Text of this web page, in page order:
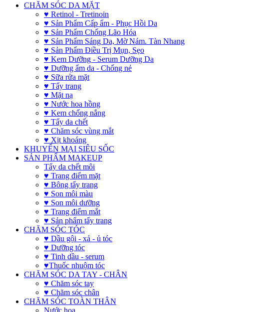
CHĂM SÓC DA MẶT
♥ Retinol - Tretinoin
♥ Sản Phẩm Cấp ẩm - Phục Hồi Da
♥ Sản Phẩm Chống Lão Hóa
♥ Sản Phẩm Sáng Da, Mờ Nám. Tàn Nhang
♥ Sản Phẩm Điều Trị Mụn, Sẹo
♥ Kem Dưỡng - Serum Dưỡng Da
♥ Dưỡng ẩm da - Chống nẻ
♥ Sữa rửa mặt
♥ Tẩy trang
♥ Mặt nạ
♥ Nước hoa hồng
♥ Kem chống nắng
♥ Tẩy da chết
♥ Chăm sóc vùng mắt
♥ Xịt khoáng
KHUYẾN MẠI SIÊU SỐC
SẢN PHẨM MAKEUP
Tẩy da chết môi
♥ Trang điểm mặt
♥ Bông tẩy trang
♥ Son môi màu
♥ Son môi dưỡng
♥ Trang điểm mắt
♥ Sản phẩm tẩy trang
CHĂM SÓC TÓC
♥ Dầu gội - xả - ủ tóc
♥ Dưỡng tóc
♥ Tinh dầu - serum
♥Thuốc nhuộm tóc
CHĂM SÓC DA TAY - CHÂN
♥ Chăm sóc tay
♥ Chăm sóc chân
CHĂM SÓC TOÀN THÂN
Nước hoa